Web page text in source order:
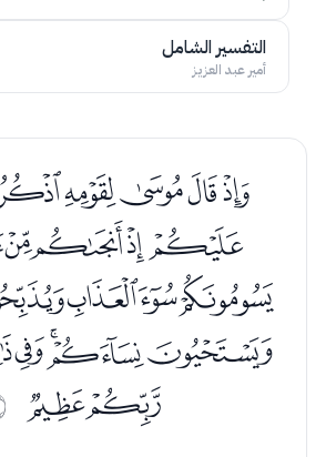
التفسير الشامل
أمير عبد العزيز
ﭪﭫ